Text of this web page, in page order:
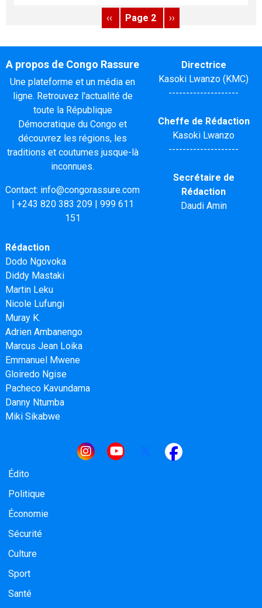
Page précédente
‹‹ Page 2 Page suivante
››
A propos de Congo Rassure
Une plateforme et un média en
ligne. Retrouvez l'actualité de
toute la République
Démocratique du Congo et
découvrez les régions, les
traditions et coutumes jusque-là
inconnues.
Contact: info@congorassure.com
+243 820 383 209| 999 611
151
Directrice
Kasoki Lwanzo (KMC)
--------------------
Cheffe de Rédaction
Kasoki Lwanzo
--------------------
Secrétaire de
Rédaction
Daudi Amin
Rédaction
Dodo Ngovoka
Diddy Mastaki
Martin Leku
Nicole Lufungi
Muray K.
Adrien Ambanengo
Marcus Jean Loika
Emmanuel Mwene
Gloiredo Ngise
Pacheco Kavundama
Danny Ntumba
Miki Sikabwe
Navigation principale
Édito
Politique
Économie
Sécurité
Culture
Sport
Santé